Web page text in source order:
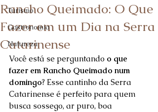
Turismo
Gastronomia
Natureza
Rancho Queimado: O Que
Fazer em um Dia na Serra
Catarinense
Você está se perguntando o que
fazer em Rancho Queimado num
domingo? Esse cantinho da Serra
Catarinense é perfeito para quem
busca sossego, ar puro, boa